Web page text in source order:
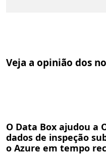
Veja a opinião dos
O Data Box ajudou a
dados de inspeção
o Azure em tempo